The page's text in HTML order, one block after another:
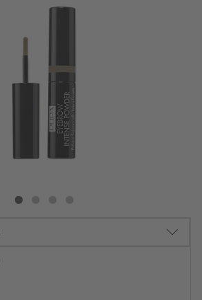
PUPA Eyebrow Intense Powder